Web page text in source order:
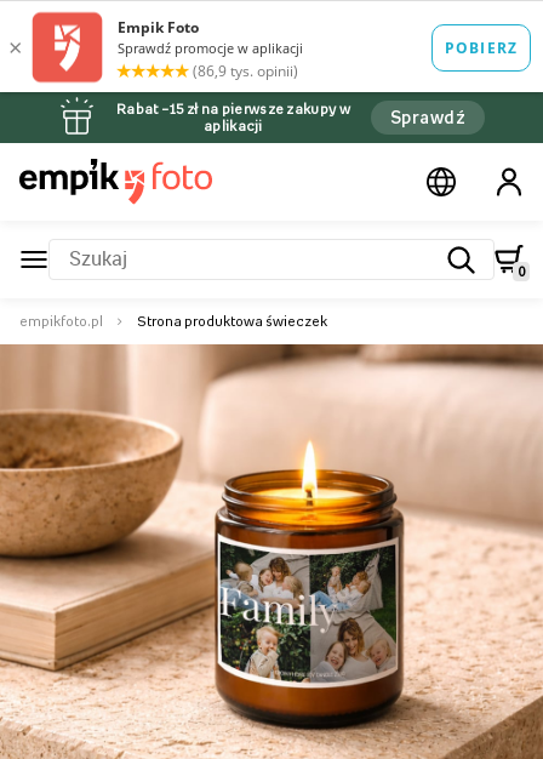
Rabat –15 zł na pierwsze zakupy w
aplikacji
Sprawdź
0
empikfoto.pl Strona produktowa świeczek